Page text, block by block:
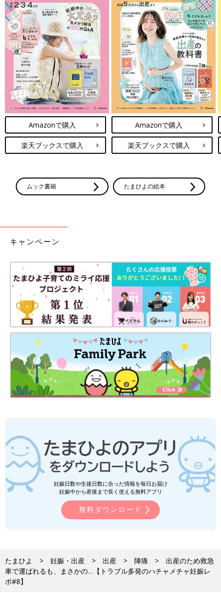
Amazonで購入
楽天ブックスで購入
Amazonで購入
楽天ブックスで購入
ムック書籍 たまひよの絵本
キャンペーン
妊娠日数や生後日数に合った情報を毎日お届け
妊娠中から産後まで長く使える無料アプリ
無料ダウンロード
たまひよ 妊娠・出産 出産 陣痛
出産のため救急
車で運ばれるも、まさかの…【トラブル多発のハチャメチャ妊娠レ
ポ#8】